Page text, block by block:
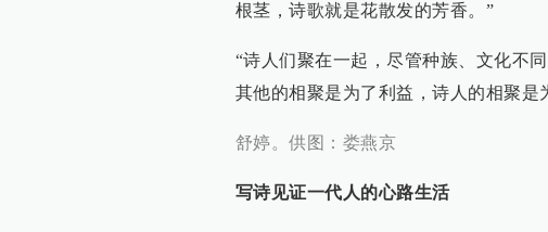
根茎，诗歌就是花散发的芳香。”
“诗人们聚在一起，尽管种族、文化不
其他的相聚是为了利益，诗人的相聚
舒婷。供图：娄燕京
写诗见证一代人的心路生活